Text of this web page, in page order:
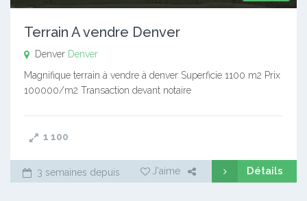
Terrain A vendre Denver
Denver Denver
Magnifique terrain à vendre à denver Superficie 1100 m2 Prix
100000/m2 Transaction devant notaire
1 100
3 semaines depuis J'aime Détails